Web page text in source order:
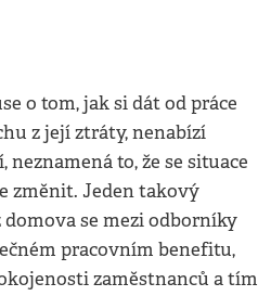
o tom, jak si dát od práce
z její ztráty, nenabízí
to, že se situace
změnit. Jeden takový
domova se mezi odborníky
pracovním benefitu,
zaměstnanců a tím